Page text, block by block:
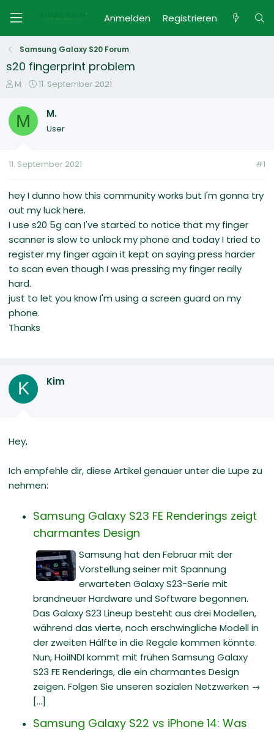
Anmelden Registrieren
Samsung Galaxy S20 Forum
s20 fingerprint problem
E
s
e
e
M.
E
t
m
11. September 2021
M M.
User
11. September 2021 #1
hey I dunno how this community works but I'm gonna try
out my luck here.
I use s20 5g can I've started to notice that my finger
scanner is slow to unlock my phone and today I tried to
register my finger again it kept on saying press harder
to scan even though I was pressing my finger really
hard.
just to let you know I'm using a screen guard on my
phone.
Thanks
K Kim
Hey,
Ich empfehle dir, diese Artikel genauer unter die Lupe zu
nehmen:
Samsung Galaxy S23 FE Renderings zeigt
charmantes Design
Samsung hat den Februar mit der
Vorstellung seiner mit Spannung
erwarteten Galaxy S23-Serie mit
brandneuer Hardware und Software begonnen.
Das Galaxy S23 Lineup besteht aus drei Modellen,
während das vierte, noch erschwingliche Modell in
der zweiten Hälfte in die Regale kommen könnte.
Nun, HoiINDI kommt mit frühen Samsung Galaxy
S23 FE Renderings, die ein charmantes Design
zeigen. Folgen Sie unseren sozialen Netzwerken →
[...]
Samsung Galaxy S22 vs iPhone 14: Was